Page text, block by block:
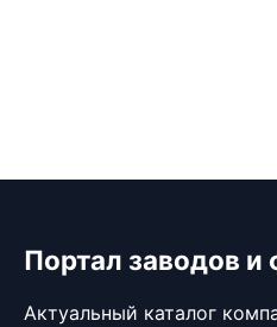
Портал заводов и
Актуальный каталог